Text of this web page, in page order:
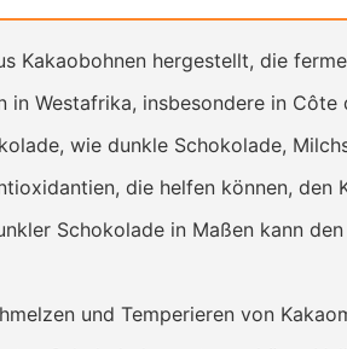
Kakaobohnen hergestellt, die
Westafrika, insbesondere in Côte
wie dunkle Schokolade,
die helfen können, den
Schokolade in Maßen kann
und Temperieren von